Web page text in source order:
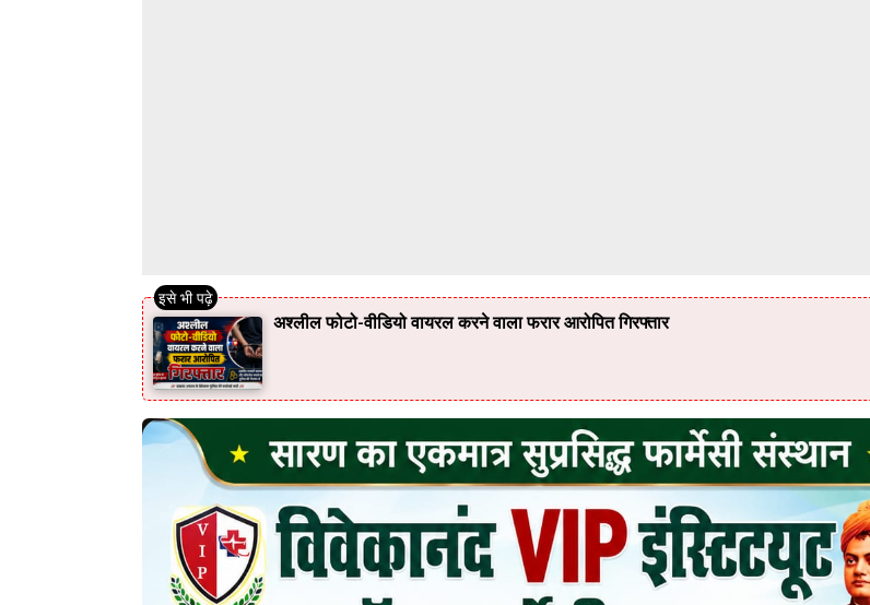
अश्लील फोटो-वीडियो वायरल करने वाला फरार आरोपित गिरफ्तार